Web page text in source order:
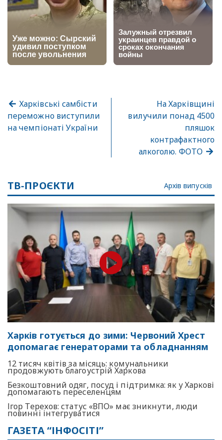
Харківські самбісти
переможно виступили
на чемпіонаті України
На Харківщині
вилучили понад 4500
пляшок
контрафактного
алкоголю. ФОТО
ТВ-ПРОЄКТИ Архів випусків
Харків готується до зими: Червоний Хрест
допомагає генераторами та обладнанням
12 тисяч квітів за місяць: комунальники
продовжують благоустрій Харкова
Безкоштовний одяг, посуд і підтримка: як у Харкові
допомагають переселенцям
Ігор Терехов: статус «ВПО» має зникнути, люди
повинні інтегруватися
ГАЗЕТА “ІНФОСІТІ”